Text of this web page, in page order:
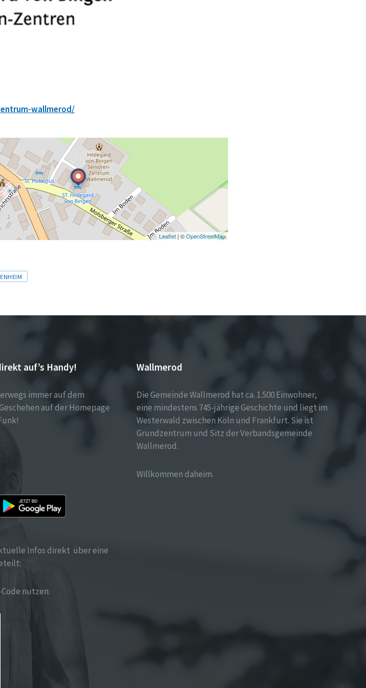
wallmerod/
Leaflet| ©OpenStreetMap
auf’s Handy!
immer auf dem
auf der Homepage
Infos direkt über eine
nutzen:
Wallmerod
Die Gemeinde Wallmerod hat ca. 1.500 Einwohner,
eine mindestens 745-jährige Geschichte und liegt im
Westerwald zwischen Köln und Frankfurt. Sie ist
Grundzentrum und Sitz der Verbandsgemeinde
Wallmerod.
Willkommen daheim.